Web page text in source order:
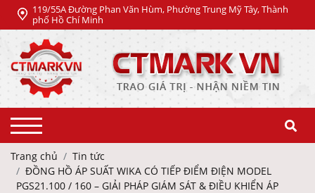
119/55A Đường Phan Văn Hùm, Phường Trung Mỹ Tây, Thành
phố Hồ Chí Minh
Trang chủ
Tin tức
ĐỒNG HỒ ÁP SUẤT WIKA CÓ TIẾP ĐIỂM ĐIỆN MODEL
PGS21.100 / 160 – GIẢI PHÁP GIÁM SÁT & ĐIỀU KHIỂN ÁP